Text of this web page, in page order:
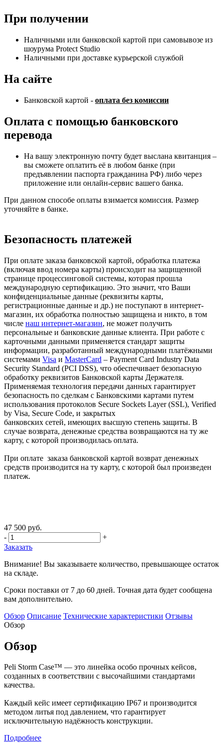
При получении
Наличными или банковской картой при самовывозе из
шоурума Protect Studio
Наличными при доставке курьерской службой
На сайте
Банковской картой - оплата без комиссии
Оплата с помощью банковского
перевода
На вашу электронную почту будет выслана квитанция –
вы сможете оплатить её в любом банке (при
предъявлении паспорта гражданина РФ) либо через
приложение или онлайн-сервис вашего банка.
При данном способе оплаты взимается комиссия. Размер
уточняйте в банке.
Безопасность платежей
При оплате заказа банковской картой, обработка платежа
(включая ввод номера карты) происходит на защищенной
странице процессинговой системы, которая прошла
международную сертификацию. Это значит, что Ваши
конфиденциальные данные (реквизиты карты,
регистрационные данные и др.) не поступают в интернет-
магазин, их обработка полностью защищена и никто, в том
числе наш интернет-магазин, не может получить
персональные и банковские данные клиента. При работе с
карточными данными применяется стандарт защиты
информации, разработанный международными платёжными
системами Visa и MasterCard – Payment Card Industry Data
Security Standard (PCI DSS), что обеспечивает безопасную
обработку реквизитов Банковской карты Держателя.
Применяемая технология передачи данных гарантирует
безопасность по сделкам с Банковскими картами путем
использования протоколов Secure Sockets Layer (SSL), Verified
by Visa, Secure Code, и закрытых
банковских сетей, имеющих высшую степень защиты. В
случае возврата, денежные средства возвращаются на ту же
карту, с которой производилась оплата.
При оплате заказа банковской картой возврат денежных
средств производится на ту карту, с которой был произведен
платеж.
47 500 руб.
-
+
Заказать
Внимание! Вы заказываете количество, превышающее остаток
на складе.
Сроки поставки от 7 до 60 дней. Точная дата будет сообщена
вам дополнительно.
Обзор Описание Технические характеристики Отзывы
Обзор
Обзор
Peli Storm Case™ — это линейка особо прочных кейсов,
созданных в соответствии с высочайшими стандартами
качества.
Каждый кейс имеет сертификацию IP67 и производится
методом литья под давлением, что гарантирует
исключительную надёжность конструкции.
Подробнее